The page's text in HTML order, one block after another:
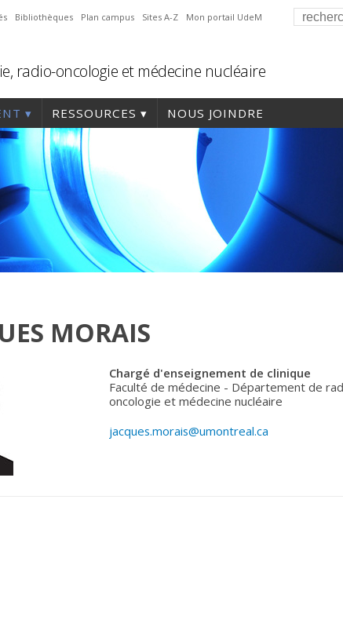
Bibliothèques Plan campus Sites A-Z Mon portail UdeM
radio-oncologie et médecine nucléaire
RESSOURCES NOUS JOINDRE
MORAIS
Chargé d'enseignement de clinique
Faculté de médecine - Département de
oncologie et médecine nucléaire
jacques.morais@umontreal.ca